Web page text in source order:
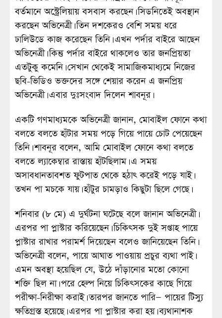
বর্তমানে অস্ট্রেলিয়ায় বসবাস করছেন। সিডনিতেই অবস্থান
করছেন অভিনেত্রী। তিন দশকেরও বেশি সময় ধরে
ঢালিউডে কাজ করেছেন তিনি। এখন পর্দার বাইরে আছেন
অভিনেত্রী। কিন্তু পর্দার বাইরে থাকলেও তার জনপ্রিয়তা
এতটুকু কমেনি। সেখান থেকেই সামাজিকমাধ্যমে নিজের
ছবি-ভিডিও ভক্তদের সঙ্গে শেয়ার করেন এ জনপ্রিয়
অভিনেত্রী। এবার দুঃসংবাদ দিলেন শাবনূর।
একটি গণমাধ্যমকে অভিনেত্রী জানান, মোবাইল ফোনে কথা
বলতে বলতে হাঁটার সময় পড়ে গিয়ে পায়ে চোট পেয়েছেন
তিনি। শাবনূর বলেন, আমি মোবাইল ফোনে কথা বলতে
বলতে ল্যাকেম্বার রাস্তায় হাঁটছিলাম। এ সময়
অসাবধানতাবশত ফুটপাত থেকে হঠাৎ করেই পড়ে যাই।
তখন পা মচকে যায়। হাঁটুর চামড়াও কিছুটা ছিলে গেছে।
শনিবার (৮ মে) এ দুর্ঘটনা ঘটেছে বলে জানান অভিনেত্রী।
এরপর পা প্লাস্টার করিয়েছেন। চিকিৎসক দুই সপ্তাহ পায়ে
প্লাস্টার রাখার পরামর্শ দিয়েছেন বলেও জানিয়েছেন তিনি।
অভিনেত্রী বলেন, পায়ে আঘাত পাওয়ায় প্রচুর ব্যথা পাই।
এমন অবস্থা হয়েছিল যে, উঠে দাঁড়ানোর মতো কোনো
শক্তি ছিল না। পরে হেল্প নিয়ে চিকিৎসকের কাছে গিয়ে
পরীক্ষা-নিরীক্ষা করাই। তারপর জানতে পারি— পায়ের টিস্যু
ক্ষতিগ্রস্ত হয়েছে। এরপর পা প্লাস্টার করা হয়। ব্যথানাশক